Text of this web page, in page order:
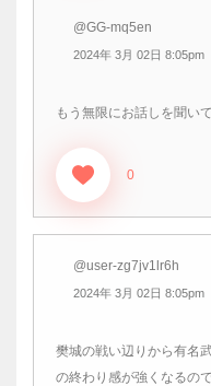
@GG-mq5en
2024年 3月 02日 8:05pm
もう無限にお話しを聞い
0
@user-zg7jv1lr6h
2024年 3月 02日 8:05pm
樊城の戦い辺りから有名
の終わり感が強くなるの